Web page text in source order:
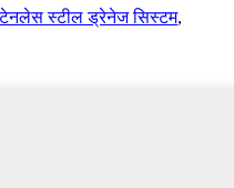
स्टील ड्रेनेज सिस्टम,